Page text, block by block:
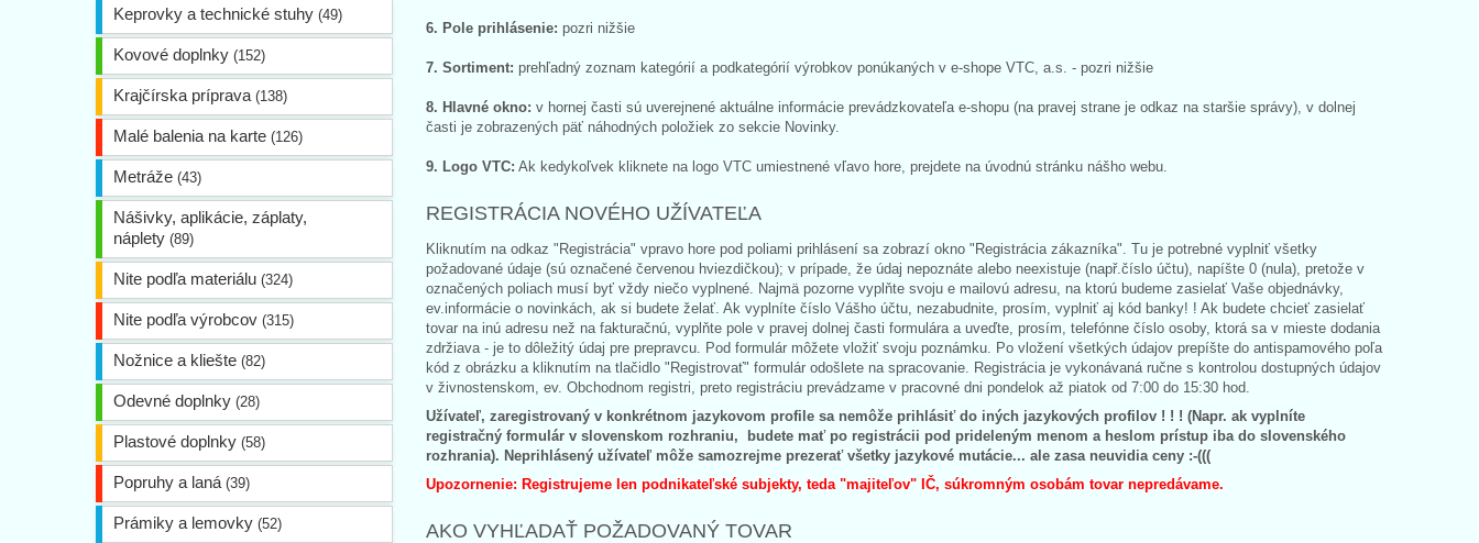
Keprovky a technické stuhy (49)
Kovové doplnky (152)
Krajčírska príprava (138)
Malé balenia na karte (126)
Metráže (43)
Nášivky, aplikácie, záplaty,
náplety (89)
Nite podľa materiálu (324)
Nite podľa výrobcov (315)
Nožnice a kliešte (82)
Odevné doplnky (28)
Plastové doplnky (58)
Popruhy a laná (39)
Prámiky a lemovky (52)
6. Pole prihlásenie: pozri nižšie
7. Sortiment: prehľadný zoznam kategórií a podkategórií výrobkov ponúkaných v e-shope VTC, a.s. - pozri nižšie
8. Hlavné okno: v hornej časti sú uverejnené aktuálne informácie prevádzkovateľa e-shopu (na pravej strane je odkaz na staršie správy), v dolnej
časti je zobrazených päť náhodných položiek zo sekcie Novinky.
9. Logo VTC: Ak kedykoľvek kliknete na logo VTC umiestnené vľavo hore, prejdete na úvodnú stránku nášho webu.
REGISTRÁCIA NOVÉHO UŽÍVATEĽA
Kliknutím na odkaz "Registrácia" vpravo hore pod poliami prihlásení sa zobrazí okno "Registrácia zákazníka". Tu je potrebné vyplniť všetky
požadované údaje (sú označené červenou hviezdičkou); v prípade, že údaj nepoznáte alebo neexistuje (např.číslo účtu), napíšte 0 (nula), pretože v
označených poliach musí byť vždy niečo vyplnené. Najmä pozorne vyplňte svoju e mailovú adresu, na ktorú budeme zasielať Vaše objednávky,
ev.informácie o novinkách, ak si budete želať. Ak vyplníte číslo Vášho účtu, nezabudnite, prosím, vyplniť aj kód banky! ! Ak budete chcieť zasielať
tovar na inú adresu než na fakturačnú, vyplňte pole v pravej dolnej časti formulára a uveďte, prosím, telefónne číslo osoby, ktorá sa v mieste dodania
zdržiava - je to dôležitý údaj pre prepravcu. Pod formulár môžete vložiť svoju poznámku. Po vložení všetkých údajov prepíšte do antispamového poľa
kód z obrázku a kliknutím na tlačidlo "Registrovať" formulár odošlete na spracovanie. Registrácia je vykonávaná ručne s kontrolou dostupných údajov
v živnostenskom, ev. Obchodnom registri, preto registráciu prevádzame v pracovné dni pondelok až piatok od 7:00 do 15:30 hod.
Užívateľ, zaregistrovaný v konkrétnom jazykovom profile sa nemôže prihlásiť do iných jazykových profilov ! ! ! (Napr. ak vyplníte
registračný formulár v slovenskom rozhraniu, budete mať po registrácii pod prideleným menom a heslom prístup iba do slovenského
rozhrania). Neprihlásený užívateľ môže samozrejme prezerať všetky jazykové mutácie... ale zasa neuvidia ceny :-(((
Upozornenie: Registrujeme len podnikateľské subjekty, teda "majiteľov" IČ, súkromným osobám tovar nepredávame.
AKO VYHĽADAŤ POŽADOVANÝ TOVAR